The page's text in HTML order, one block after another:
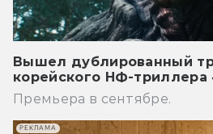
Вышел дублированный
корейского НФ-
Премьера в сентябре.
РЕКЛАМА